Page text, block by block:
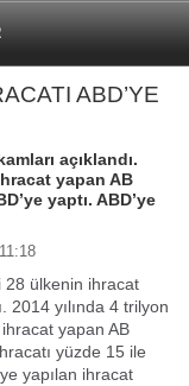
ABD’YE
açıklandı.
yapan AB
yaptı. ABD’ye
28 ülkenin ihracat
2014 yılında 4 trilyon
yapan AB
yüzde 15 ile
yapılan ihracat